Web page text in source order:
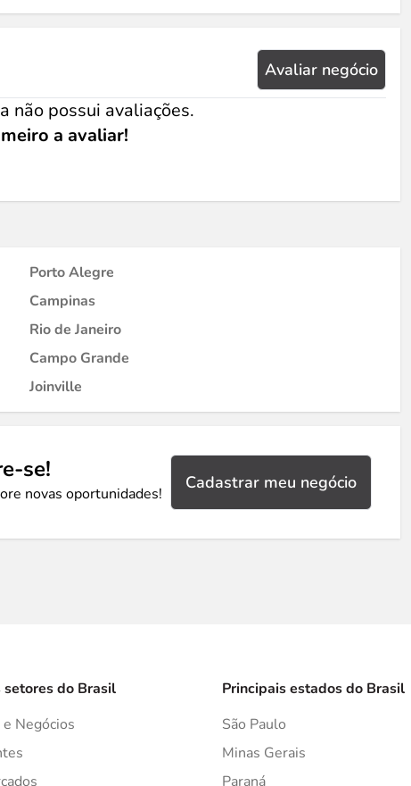
Avaliar negócio
não possui avaliações.
a avaliar!
Porto Alegre
Campinas
Rio de Janeiro
Campo Grande
Joinville
se!
novas oportunidades!
Cadastrar meu negócio
setores do Brasil
Negócios
Principais estados do Brasil
São Paulo
Minas Gerais
Paraná